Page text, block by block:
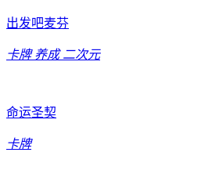
出发吧麦芬
卡牌 养成 二次元
命运圣契
卡牌